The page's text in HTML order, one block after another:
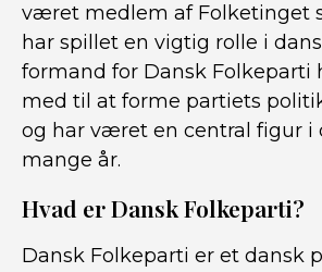
været medlem af Folketinget
har spillet en vigtig rolle i
formand for Dansk
med til at forme partiets
og har været en central figur i
mange år.
Hvad er Dansk Folkeparti?
Dansk Folkeparti er et dansk